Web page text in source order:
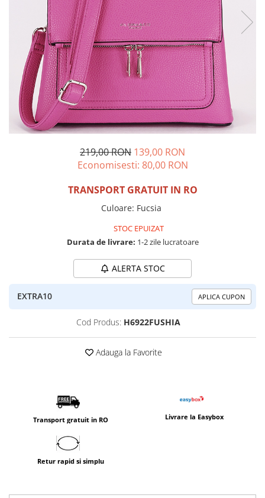
Incaltamine primavara-vara piele
Imbracaminte
Camasi si topuri
Blugi si pantaloni
Fuste
Pulovere si cardigane
Rochii
Salopete
Incaltaminte toamna-iarna piele
219,00 RON 139,00 RON
Economisesti: 80,00 RON
TRANSPORT GRATUIT IN RO
Culoare: Fucsia
STOC EPUIZAT
Durata de livrare: 1-2 zile lucratoare
ALERTA STOC
EXTRA10 APLICA CUPON
Cod Produs: H6922FUSHIA
Adauga la Favorite
Transport gratuit in RO Livrare la Easybox
Retur rapid si simplu